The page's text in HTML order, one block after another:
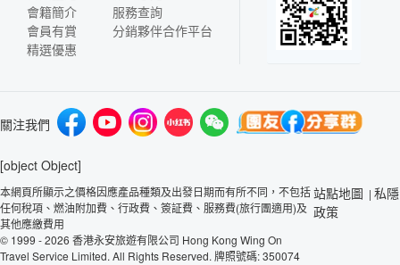
會籍簡介
會員有賞
精選優惠
服務查詢
分銷夥伴合作平台
關注我們
[object Object]
本網頁所顯示之價格因應產品種類及出發日期而有所不同，不包括
任何稅項、燃油附加費、行政費、簽証費、服務費(旅行團適用)及
其他應繳費用
© 1999 - 2026 香港永安旅遊有限公司 Hong Kong Wing On
Travel Service Limited. All Rights Reserved. 牌照號碼: 350074
站點地圖 | 私隱
政策